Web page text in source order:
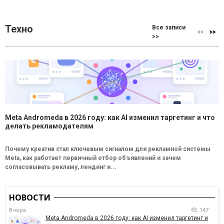
Техно
Все записи
>>
Meta Andromeda в 2026 году: как AI изменил таргетинг и что
делать рекламодателям
Почему креатив стал ключевым сигналом для рекламной системы
Meta, как работает первичный отбор объявлений и зачем
согласовывать рекламу, лендинг и...
НОВОСТИ
Вчера 147
Meta Andromeda в 2026 году: как AI изменил таргетинг и